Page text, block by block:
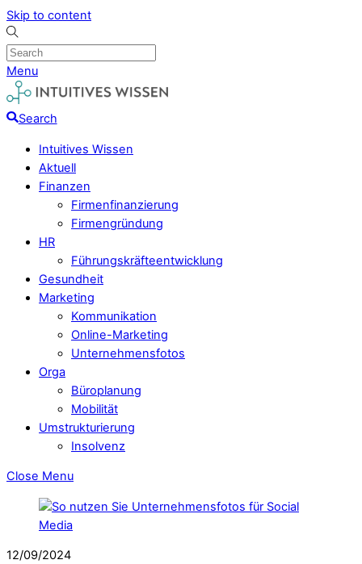
Skip to content
Menu
Search
Intuitives Wissen
Aktuell
Finanzen
Firmenfinanzierung
Firmengründung
HR
Führungskräfteentwicklung
Gesundheit
Marketing
Kommunikation
Online-Marketing
Unternehmensfotos
Orga
Büroplanung
Mobilität
Umstrukturierung
Insolvenz
Close Menu
12/09/2024